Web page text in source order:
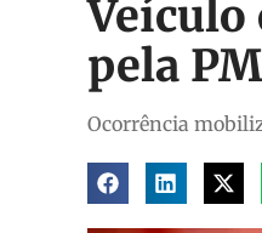
Veículo
pela
Ocorrência